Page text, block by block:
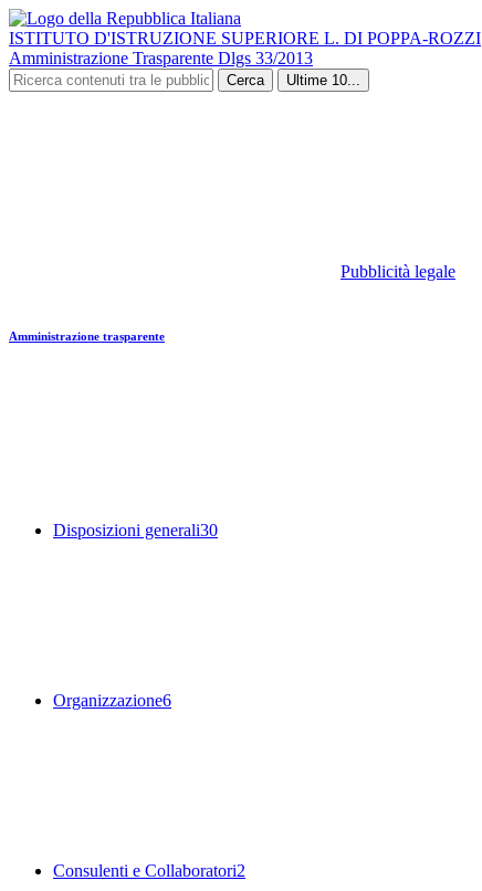
ISTITUTO D'ISTRUZIONE SUPERIORE L. DI POPPA-ROZZI
Amministrazione Trasparente Dlgs 33/2013
Cerca Ultime 10...
Pubblicità legale
Amministrazione trasparente
Disposizioni generali30
Organizzazione6
Consulenti e Collaboratori2